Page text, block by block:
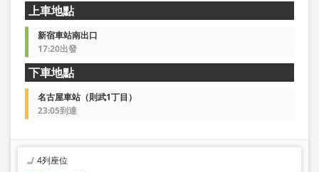
上車地點
新宿車站南出口
17:20出發
下車地點
名古屋車站（則武1丁目）
23:05到達
4列座位